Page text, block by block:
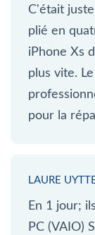
C'était
plié en
iPhone Xs
plus vite.
pour la
LAURE
En 1 jour;
PC (VAIO)